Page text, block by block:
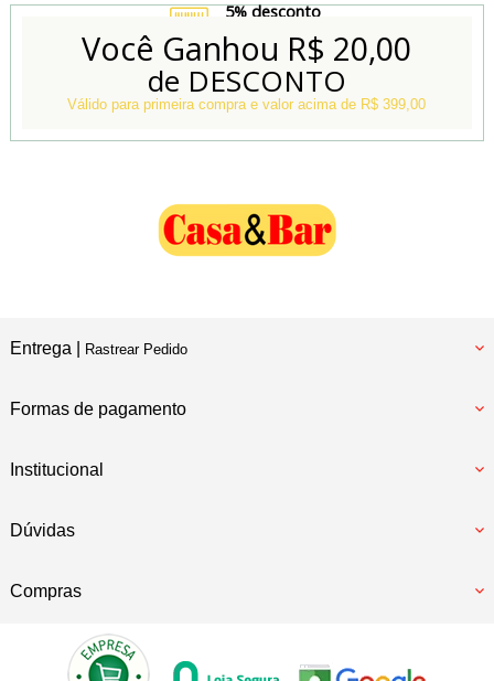
5% desconto
no Boleto e Pix
Conheça também
Nossa Loja Física
Você Ganhou R$ 20,00
de DESCONTO
Válido para primeira compra e valor acima de R$ 399,00
Entrega | Rastrear Pedido
Formas de pagamento
Institucional
Dúvidas
Compras